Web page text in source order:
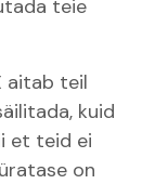
teie
aitab teil
kuid
et teid ei
on